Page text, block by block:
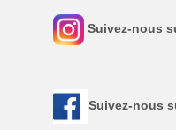
Suivez-nous
Suivez-nous